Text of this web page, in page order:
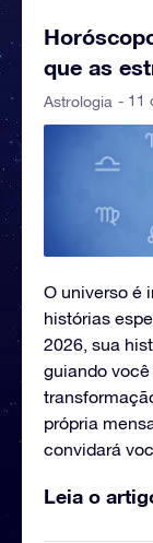
que as
Astrologia - 11
O universo é
histórias
2026, sua
guiando
própria
convidará
Leia o